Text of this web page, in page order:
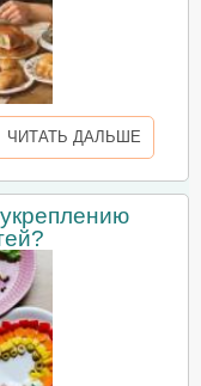
ЧИТАТЬ ДАЛЬШЕ